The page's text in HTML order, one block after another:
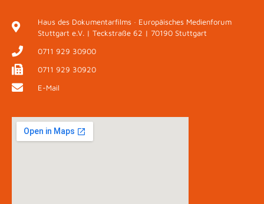
Haus des Dokumentarfilms · Europäisches Medienforum
Stuttgart e.V. | Teckstraße 62 | 70190 Stuttgart
0711 929 30900
0711 929 30920
E-Mail